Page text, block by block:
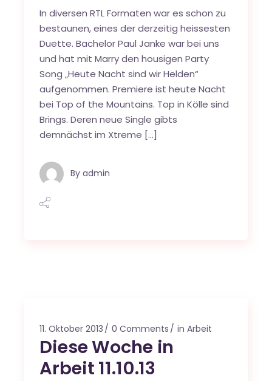
In diversen RTL Formaten war es schon zu
bestaunen, eines der derzeitig heissesten
Duette. Bachelor Paul Janke war bei uns
und hat mit Marry den housigen Party
Song „Heute Nacht sind wir Helden“
aufgenommen. Premiere ist heute Nacht
bei Top of the Mountains. Top in Kölle sind
Brings. Deren neue Single gibts
demnächst im Xtreme […]
By admin
11. Oktober 2013 0 Comments in Arbeit
Diese Woche in
Arbeit 11.10.13